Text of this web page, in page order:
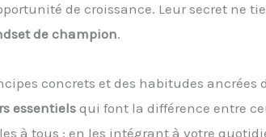
de croissance. Leur secret ne
de champion.
concrets et des habitudes ancrées
essentiels qui font la différence entre
à tous : en les intégrant à votre